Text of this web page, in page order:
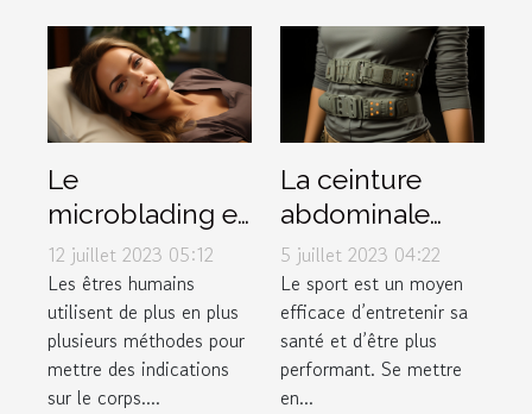
Le
microblading et
tout ce qu’il faut
savoir à ce
propos
12 juillet 2023 05:12
Les êtres humains
utilisent de plus en plus
plusieurs méthodes pour
mettre des indications
sur le corps....
La ceinture
abdominale
pulsée :
pourquoi l'avoir
dans votre
garde-robe ?
5 juillet 2023 04:22
Le sport est un moyen
efficace d’entretenir sa
santé et d’être plus
performant. Se mettre
en...